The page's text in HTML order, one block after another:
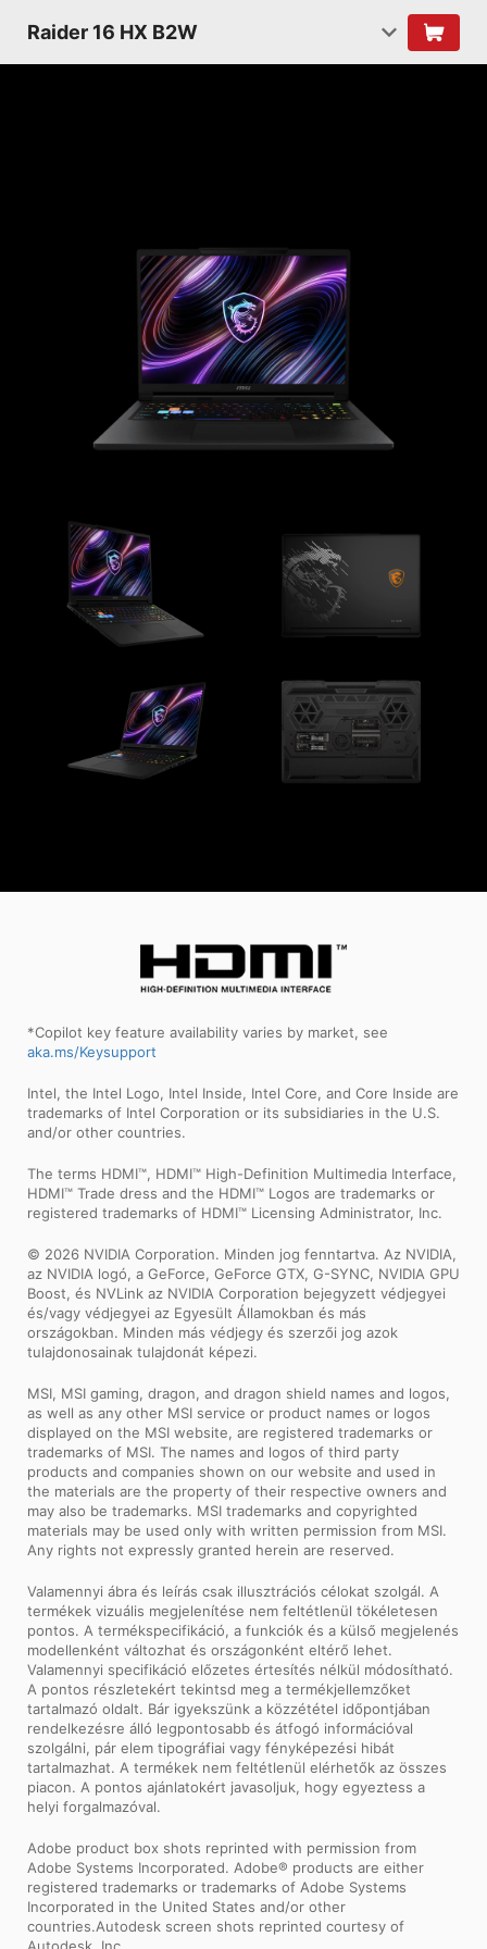
Raider 16 HX B2W
*Copilot key feature availability varies by market, see
aka.ms/Keysupport
Intel, the Intel Logo, Intel Inside, Intel Core, and Core Inside are
trademarks of Intel Corporation or its subsidiaries in the U.S.
and/or other countries.
The terms HDMI™, HDMI™ High-Definition Multimedia Interface,
HDMI™ Trade dress and the HDMI™ Logos are trademarks or
registered trademarks of HDMI™ Licensing Administrator, Inc.
© 2026 NVIDIA Corporation. Minden jog fenntartva. Az NVIDIA,
az NVIDIA logó, a GeForce, GeForce GTX, G-SYNC, NVIDIA GPU
Boost, és NVLink az NVIDIA Corporation bejegyzett védjegyei
és/vagy védjegyei az Egyesült Államokban és más
országokban. Minden más védjegy és szerzői jog azok
tulajdonosainak tulajdonát képezi.
MSI, MSI gaming, dragon, and dragon shield names and logos,
as well as any other MSI service or product names or logos
displayed on the MSI website, are registered trademarks or
trademarks of MSI. The names and logos of third party
products and companies shown on our website and used in
the materials are the property of their respective owners and
may also be trademarks. MSI trademarks and copyrighted
materials may be used only with written permission from MSI.
Any rights not expressly granted herein are reserved.
Valamennyi ábra és leírás csak illusztrációs célokat szolgál. A
termékek vizuális megjelenítése nem feltétlenül tökéletesen
pontos. A termékspecifikáció, a funkciók és a külső megjelenés
modellenként változhat és országonként eltérő lehet.
Valamennyi specifikáció előzetes értesítés nélkül módosítható.
A pontos részletekért tekintsd meg a termékjellemzőket
tartalmazó oldalt. Bár igyekszünk a közzététel időpontjában
rendelkezésre álló legpontosabb és átfogó információval
szolgálni, pár elem tipográfiai vagy fényképezési hibát
tartalmazhat. A termékek nem feltétlenül elérhetők az összes
piacon. A pontos ajánlatokért javasoljuk, hogy egyeztess a
helyi forgalmazóval.
Adobe product box shots reprinted with permission from
Adobe Systems Incorporated. Adobe® products are either
registered trademarks or trademarks of Adobe Systems
Incorporated in the United States and/or other
countries.Autodesk screen shots reprinted courtesy of